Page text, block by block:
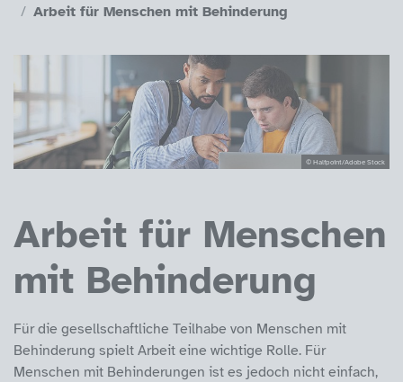
Arbeit für Menschen mit Behinderung
© Halfpoint/Adobe Stock
Arbeit für Menschen
mit Behinderung
Für die gesellschaftliche Teilhabe von Menschen mit
Behinderung spielt Arbeit eine wichtige Rolle. Für
Menschen mit Behinderungen ist es jedoch nicht einfach,